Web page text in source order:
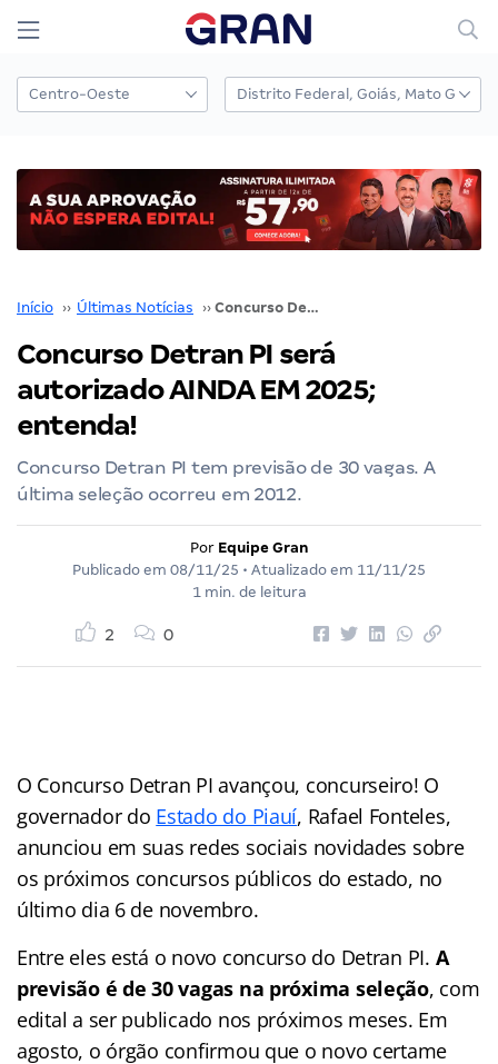
Início ›› Últimas Notícias ›› Concurso Detran PI será autorizado AINDA EM 2025; entenda!
Concurso Detran PI será
autorizado AINDA EM 2025;
entenda!
Concurso Detran PI tem previsão de 30 vagas. A
última seleção ocorreu em 2012.
Por Equipe Gran
Publicado em 08/11/25 • Atualizado em 11/11/25
1 min. de leitura
2 0
O Concurso Detran PI avançou, concurseiro! O
governador do Estado do Piauí, Rafael Fonteles,
anunciou em suas redes sociais novidades sobre
os próximos concursos públicos do estado, no
último dia 6 de novembro.
Entre eles está o novo concurso do Detran PI. A
previsão é de 30 vagas na próxima seleção, com
edital a ser publicado nos próximos meses. Em
agosto, o órgão confirmou que o novo certame